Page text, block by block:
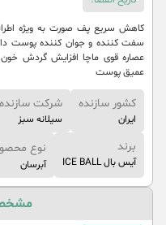
کاهش سریع پف صورت به ویژه
سفت کننده و جوان کننده پوست
عصاره قوی ماچا افزایش گردش
عمیق پوست
کشور سازنده
ایران
شرکت سازنده
سیلانه سبز
برند
آیس بال ICE BALL
نوع
آبرسان